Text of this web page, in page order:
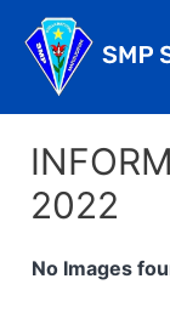
content
2022
No Images